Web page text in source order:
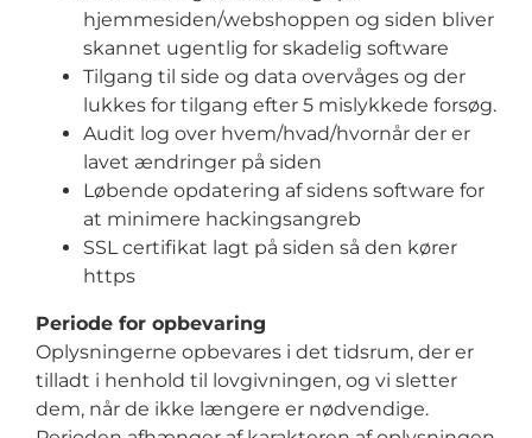
hjemmesiden/webshoppen og siden bliver
skannet ugentlig for skadelig software
Tilgang til side og data overvåges og der
lukkes for tilgang efter 5 mislykkede forsøg.
Audit log over hvem/hvad/hvornår der er
lavet ændringer på siden
Løbende opdatering af sidens software for
at minimere hackingsangreb
SSL certifikat lagt på siden så den kører
https
Periode for opbevaring
Oplysningerne opbevares i det tidsrum, der er
tilladt i henhold til lovgivningen, og vi sletter
dem, når de ikke længere er nødvendige.